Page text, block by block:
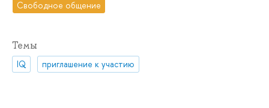
Свободное общение
Темы
IQ приглашение к участию